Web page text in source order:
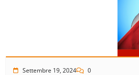
Settembre 19, 2024 0